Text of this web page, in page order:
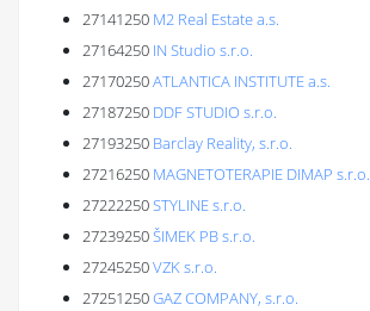
27141250 M2 Real Estate a.s.
27164250 IN Studio s.r.o.
27170250ATLANTICA INSTITUTE a.s.
27187250 DDF STUDIO s.r.o.
27193250 Barclay Reality, s.r.o.
27216250 MAGNETOTERAPIE DIMAP s.r.o.
27222250STYLINE s.r.o.
27239250ŠIMEK PB s.r.o.
27245250VZK s.r.o.
27251250GAZ COMPANY, s.r.o.